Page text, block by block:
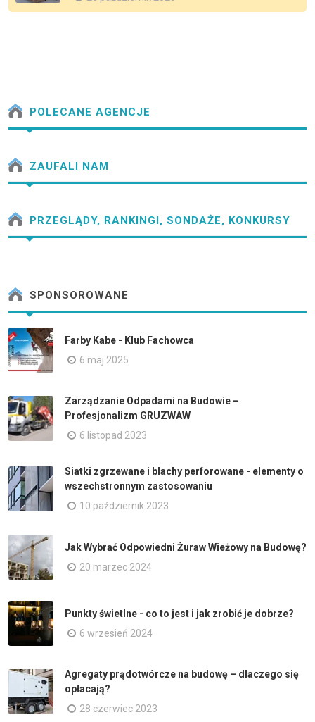
POLECANE AGENCJE
ZAUFALI NAM
PRZEGLĄDY, RANKINGI, SONDAŻE, KONKURSY
SPONSOROWANE
Farby Kabe - Klub Fachowca
6 maj 2025
Zarządzanie Odpadami na Budowie –
Profesjonalizm GRUZWAW
6 listopad 2023
Siatki zgrzewane i blachy perforowane - elementy o
wszechstronnym zastosowaniu
10 październik 2023
Jak Wybrać Odpowiedni Żuraw Wieżowy na Budowę?
20 marzec 2024
Punkty świetlne - co to jest i jak zrobić je dobrze?
6 wrzesień 2024
Agregaty prądotwórcze na budowę – dlaczego się
opłacają?
28 czerwiec 2023